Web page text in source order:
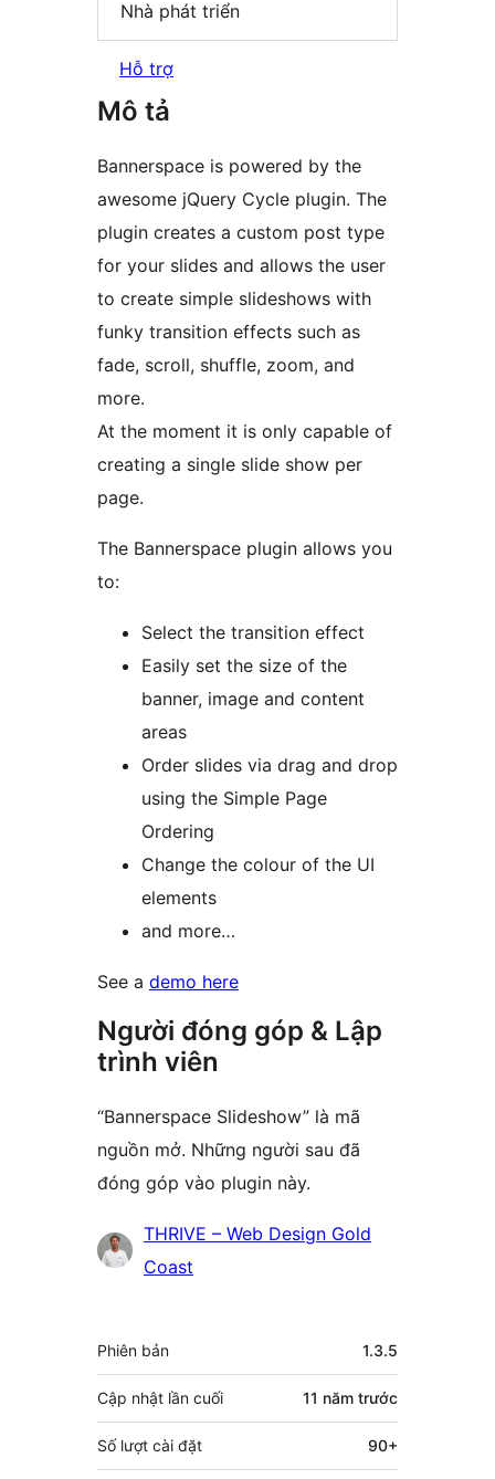
Nhà phát triển
Hỗ trợ
Mô tả
Bannerspace is powered by the
awesome jQuery Cycle plugin. The
plugin creates a custom post type
for your slides and allows the user
to create simple slideshows with
funky transition effects such as
fade, scroll, shuffle, zoom, and
more.
At the moment it is only capable of
creating a single slide show per
page.
The Bannerspace plugin allows you
to:
Select the transition effect
Easily set the size of the
banner, image and content
areas
Order slides via drag and drop
using the Simple Page
Ordering
Change the colour of the UI
elements
and more…
See a demo here
Người đóng góp & Lập
trình viên
“Bannerspace Slideshow” là mã
nguồn mở. Những người sau đã
đóng góp vào plugin này.
Những
người
THRIVE – Web Design Gold
Coast
Meta
Phiên bản 1.3.5
Cập nhật lần cuối 11 năm trước
Số lượt cài đặt 90+